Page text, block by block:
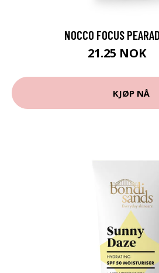
NOCCO FOCUS
21.25 NOK
KJØP NÅ